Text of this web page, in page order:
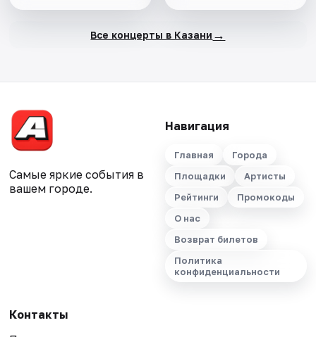
Все концерты в Казани →
Самые яркие события в
вашем городе.
Навигация
Главная
Города
Площадки
Артисты
Рейтинги
Промокоды
О нас
Возврат билетов
Политика
конфиденциальности
Контакты